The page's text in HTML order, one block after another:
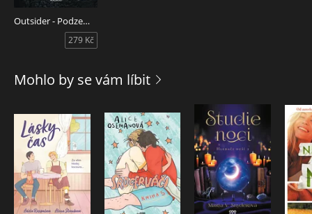
Outsider - Podzemí Křivých hor
279 Kč
Mohlo by se vám líbit